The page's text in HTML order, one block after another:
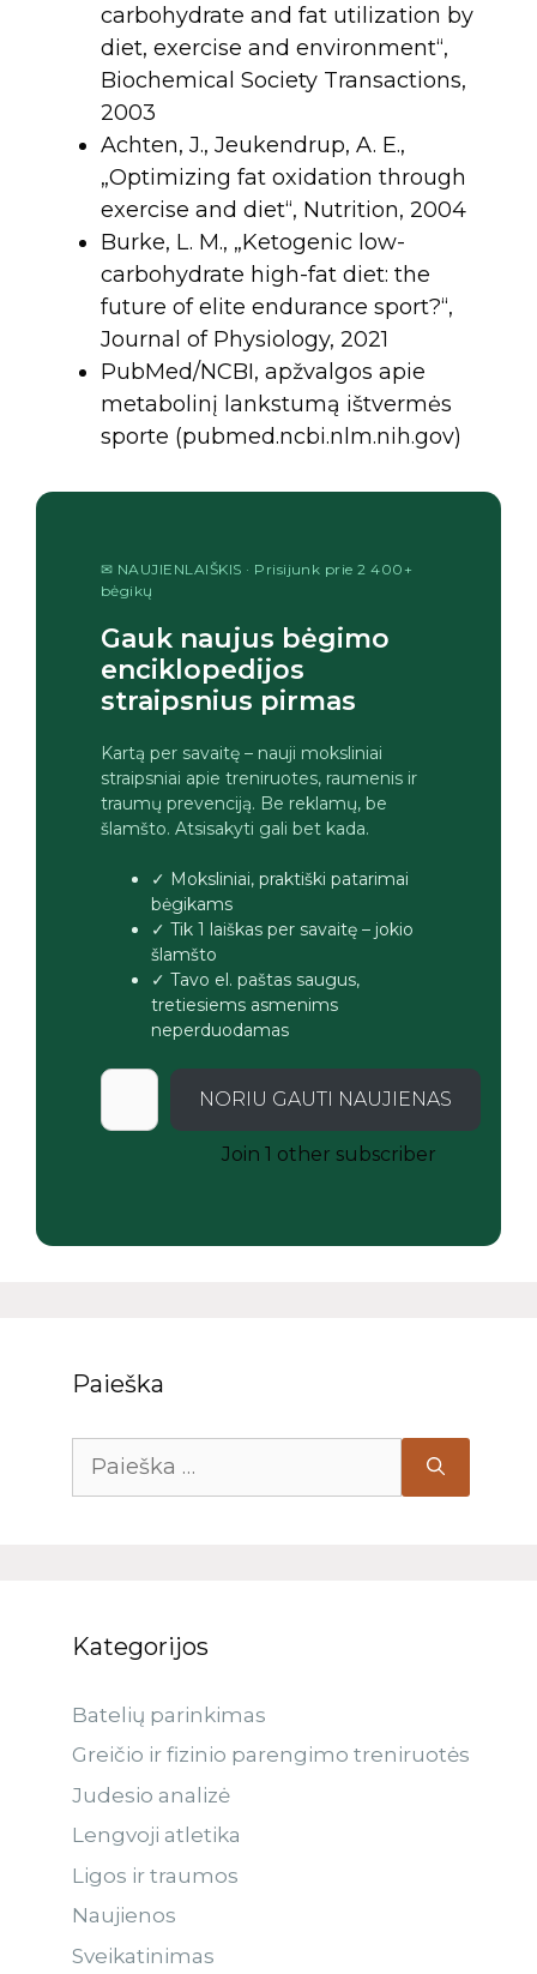
carbohydrate and fat utilization by
diet, exercise and environment“,
Biochemical Society Transactions,
2003
Achten, J., Jeukendrup, A. E.,
„Optimizing fat oxidation through
exercise and diet“, Nutrition, 2004
Burke, L. M., „Ketogenic low-
carbohydrate high-fat diet: the
future of elite endurance sport?“,
Journal of Physiology, 2021
PubMed/NCBI, apžvalgos apie
metabolinį lankstumą ištvermės
sporte (pubmed.ncbi.nlm.nih.gov)
✉ NAUJIENLAIŠKIS · Prisijunk prie 2 400+
bėgikų
Gauk naujus bėgimo
enciklopedijos
straipsnius pirmas
Kartą per savaitę – nauji moksliniai
straipsniai apie treniruotes, raumenis ir
traumų prevenciją. Be reklamų, be
šlamšto. Atsisakyti gali bet kada.
✓ Moksliniai, praktiški patarimai
bėgikams
✓ Tik 1 laiškas per savaitę – jokio
šlamšto
✓ Tavo el. paštas saugus,
tretiesiems asmenims
neperduodamas
NORIU GAUTI NAUJIENAS
Join 1 other subscriber
Paieška
Kategorijos
Batelių parinkimas
Greičio ir fizinio parengimo treniruotės
Judesio analizė
Lengvoji atletika
Ligos ir traumos
Naujienos
Sveikatinimas